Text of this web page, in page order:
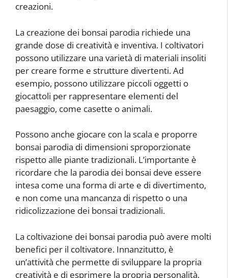
creazioni.
La creazione dei bonsai parodia richiede una
grande dose di creatività e inventiva. I coltivatori
possono utilizzare una varietà di materiali insoliti
per creare forme e strutture divertenti. Ad
esempio, possono utilizzare piccoli oggetti o
giocattoli per rappresentare elementi del
paesaggio, come casette o animali.
Possono anche giocare con la scala e proporre
bonsai parodia di dimensioni sproporzionate
rispetto alle piante tradizionali. L’importante è
ricordare che la parodia dei bonsai deve essere
intesa come una forma di arte e di divertimento,
e non come una mancanza di rispetto o una
ridicolizzazione dei bonsai tradizionali.
La coltivazione dei bonsai parodia può avere molti
benefici per il coltivatore. Innanzitutto, è
un’attività che permette di sviluppare la propria
creatività e di esprimere la propria personalità.